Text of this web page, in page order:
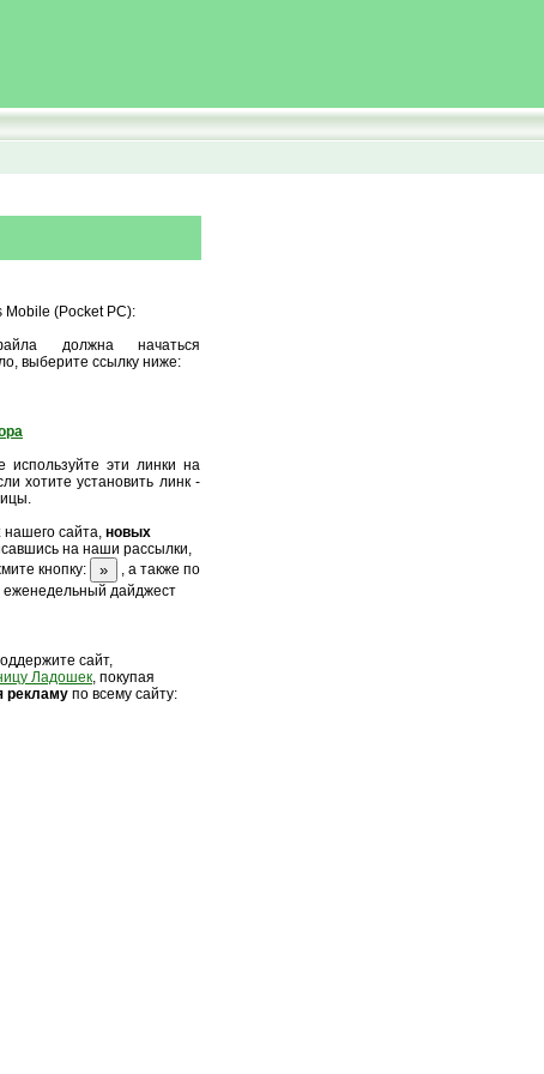
(Pocket PC):
должна начаться
выберите ссылку ниже:
используйте эти линки на
хотите установить линк -
нашего сайта, новых
на наши рассылки,
кнопку:
, а также по
дайджест
сайт,
Ладошек, покупая
рекламу по всему сайту: